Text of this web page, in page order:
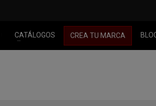
CATÁLOGOS CREA TU MARCA